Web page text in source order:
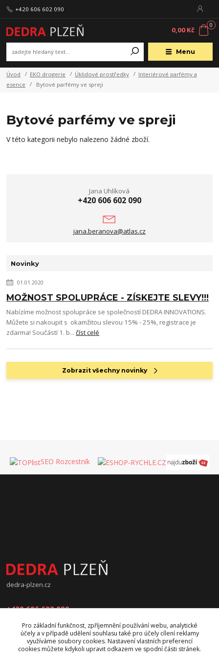
Menu
+420 606 602 090
0
0,00 Kč
Úvod EKO drogerie Úklidové prostředky
Interiérové parfémy a
esence
Bytové parfémy ve spreji
Bytové parfémy ve spreji
V této kategorii nebylo nalezeno žádné zboží.
Jana Uhlíková
+420 606 602 090
jana.beranova@atlas.cz
Novinky
01.01.2020
MOŽNOST SPOLUPRÁCE - ZÍSKEJTE SLEVY!!!
Nabízíme možnost spolupráce se společností DEDRA INNOVATIONS.
Můžete si nakoupit s okamžitou slevou 15% - 25%, registrace je
zdarma! Součástí 1. b...číst celé
Zobrazit všechny novinky
SEO Rozcestník
dedra-plzen.cz
+420 606 602 090
jana.beranova@atlas.cz
Pro základní funkčnost, zpříjemnění používání webu, analytické
účely a v případě udělení souhlasu také pro účely cílení reklamy
využíváme soubory cookies. Nastavení vlastních preferencí
cookies můžete kdykoli upravit odkazem ve spodní části stránek.